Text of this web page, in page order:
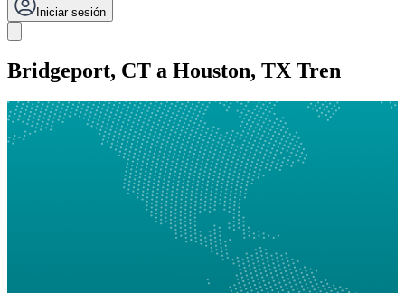
Iniciar sesión
Bridgeport, CT a Houston, TX Tren